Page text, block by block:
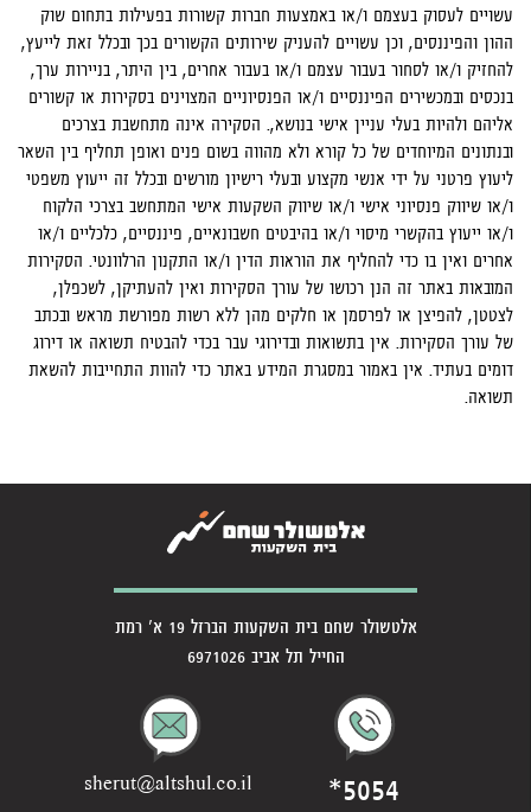
עשויים לעסוק בעצמם ו/או באמצעות חברות קשורות בפעילות בתחום שוק
ההון והפיננסים, וכן עשויים להעניק שירותים הקשורים בכך ובכלל זאת לייעץ,
להחזיק ו/או לסחור בעבור עצמם ו/או בעבור אחרים, בין היתר, בניירות ערך,
בנכסים ובמכשירים הפיננסיים ו/או הפנסיוניים המצוינים בסקירות או קשורים
אליהם ולהיות בעלי עניין אישי בנושא,. הסקירה אינה מתחשבת בצרכים
ובנתונים המיוחדים של כל קורא ולא מהווה בשום פנים ואופן תחליף בין השאר
ליעוץ פרטני על ידי אנשי מקצוע ובעלי רישיון מורשים ובכלל זה ייעוץ משפטי
ו/או שיווק פנסיוני אישי ו/או שיווק השקעות אישי המתחשב בצרכי הלקוח
ו/או ייעוץ בהקשרי מיסוי ו/או בהיבטים חשבונאיים, פיננסיים, כלכליים ו/או
אחרים ואין בו כדי להחליף את הוראות הדין ו/או התקנון הרלוונטי. הסקירות
המובאות באתר זה הנן רכושו של עורך הסקירות ואין להעתיקן, לשכפלן,
לצטטן, להפיצן או לפרסמן או חלקים מהן ללא רשות מפורשת מראש ובכתב
של עורך הסקירות. אין בתשואות ובדירוגי עבר בכדי להבטיח תשואה או דירוג
דומים בעתיד. אין באמור במסגרת המידע באתר כדי להוות התחייבות להשאת
תשואה.
אלטשולר שחם בית השקעות הברזל 19 א' רמת
החייל תל אביב 6971026
*5054
sherut@altshul.co.il